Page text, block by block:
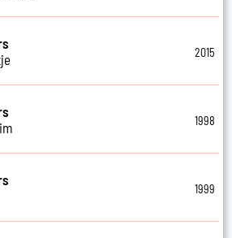
2015
1998
1999